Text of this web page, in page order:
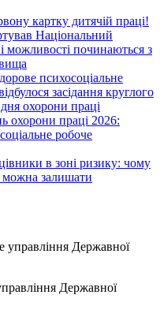
картку дитячій праці!
Національний
можливості починаються з
психосоціальне
засідання круглого
охорони праці
охорони праці 2026:
робоче
в зоні ризику: чому
можна залишати
Державної